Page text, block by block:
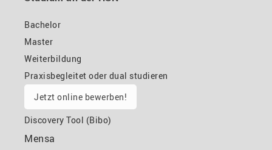
Bachelor
Master
Weiterbildung
Praxisbegleitet oder dual studieren
Jetzt online bewerben!
Discovery Tool (Bibo)
Mensa